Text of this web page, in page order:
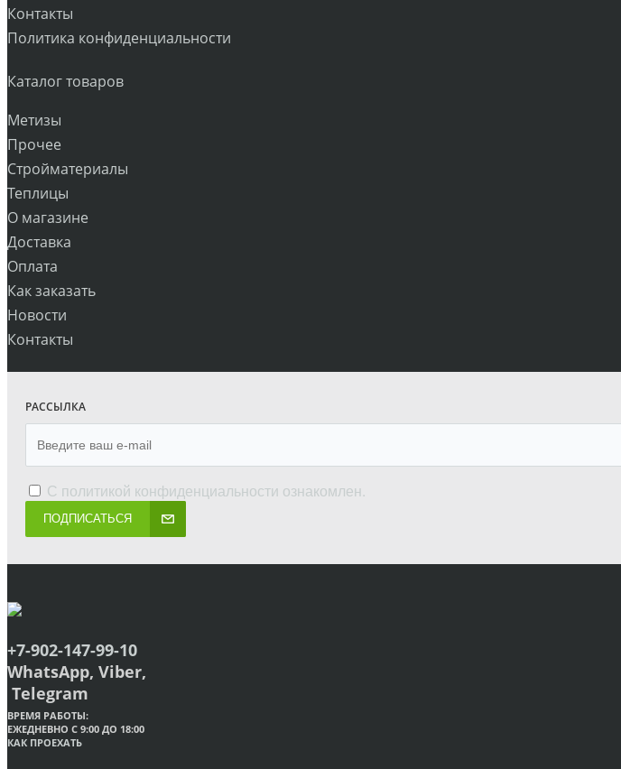
Контакты
Политика конфиденциальности
Каталог товаров
Метизы
Прочее
Стройматериалы
Теплицы
О магазине
Доставка
Оплата
Как заказать
Новости
Контакты
РАССЫЛКА
С политикой конфиденциальности ознакомлен.
ПОДПИСАТЬСЯ
+7-902-147-99-10
WhatsApp, Viber,
Telegram
ВРЕМЯ РАБОТЫ:
ЕЖЕДНЕВНО С 9:00 ДО 18:00
КАК ПРОЕХАТЬ